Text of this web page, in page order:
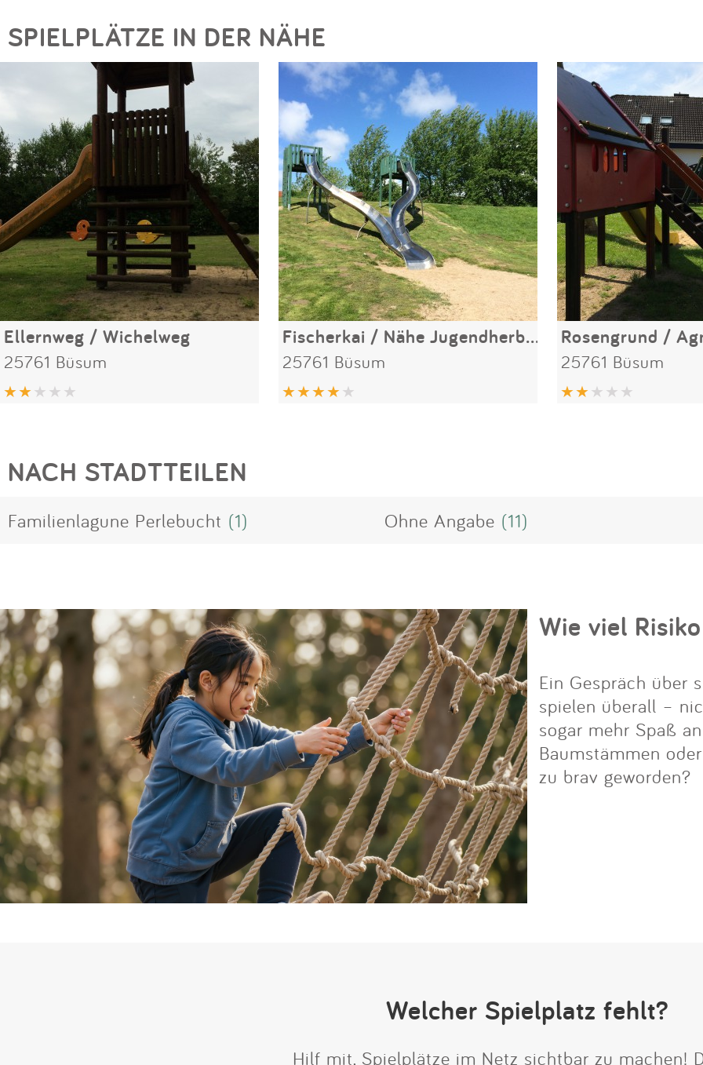
SPIELPLÄTZE IN DER NÄHE
Ellernweg / Wichelweg
25761 Büsum
Fischerkai / Nähe Jugendherberge
25761 Büsum 25761 Büsum
NACH STADTTEILEN
Familienlagune Perlebucht (1) Ohne Angabe (11)
Wie viel
Ein Gespräch über
spielen überall –
sogar mehr Spaß
Baumstämmen
zu brav geworden?
Welcher Spielplatz fehlt?
Hilf mit, Spielplätze im Netz sichtbar zu machen!